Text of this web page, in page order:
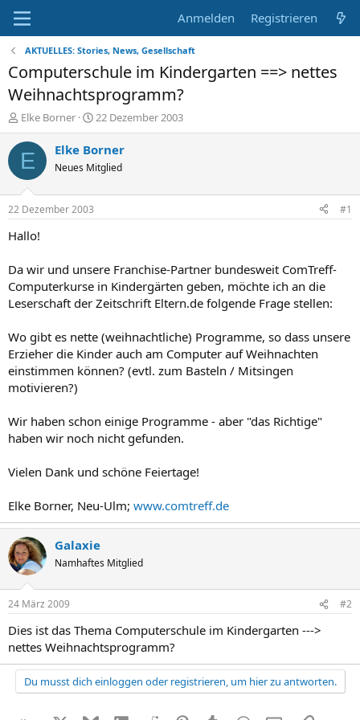
Anmelden Registrieren
AKTUELLES: Stories, News, Gesellschaft
Computerschule im Kindergarten ==> nettes
Weihnachtsprogramm?
E
r
s
e
r
Elke Borner
E
r
s
t
e
t
22 Dezember 2003
E Elke Borner
Neues Mitglied
22 Dezember 2003 #1
Hallo!
Da wir und unsere Franchise-Partner bundesweit ComTreff-
Computerkurse in Kindergärten geben, möchte ich an die
Leserschaft der Zeitschrift Eltern.de folgende Frage stellen:
Wo gibt es nette (weihnachtliche) Programme, so dass unsere
Erzieher die Kinder auch am Computer auf Weihnachten
einstimmen können? (evtl. zum Basteln / Mitsingen
motivieren?)
Wir haben schon einige Programme - aber "das Richtige"
haben wir noch nicht gefunden.
Vielen Dank und schöne Feiertage!
Elke Borner, Neu-Ulm; www.comtreff.de
Galaxie
Namhaftes Mitglied
24 März 2009 #2
Dies ist das Thema Computerschule im Kindergarten --->
nettes Weihnachtsprogramm?
Du musst dich einloggen oder registrieren, um hier zu antworten.